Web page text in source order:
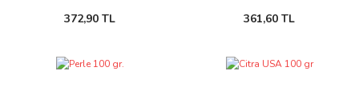
372,90 TL 361,60 TL